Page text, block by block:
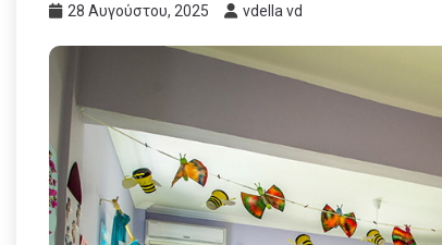
28 Αυγούστου, 2025 vdella vd